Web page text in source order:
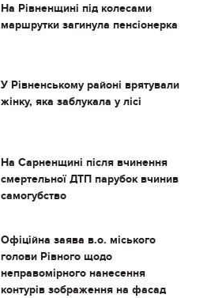
На Рівненщині під колесами
маршрутки загинула пенсіонерка
У Рівненському районі врятували
жінку, яка заблукала у лісі
На Сарненщині після вчинення
смертельної ДТП парубок вчинив
самогубство
Офіційна заява в.о. міського
голови Рівного щодо
неправомірного нанесення
контурів зображення на фасад